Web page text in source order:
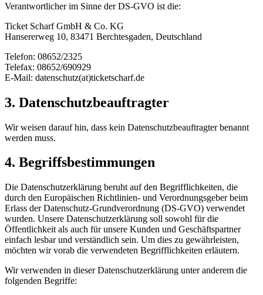
Verantwortlicher im Sinne der DS-GVO ist die:
Ticket Scharf GmbH & Co. KG
Hansererweg 10, 83471 Berchtesgaden, Deutschland
Telefon: 08652/2325
Telefax: 08652/690929
E-Mail: datenschutz(at)ticketscharf.de
3. Datenschutzbeauftragter
Wir weisen darauf hin, dass kein Datenschutzbeauftragter benannt
werden muss.
4. Begriffsbestimmungen
Die Datenschutzerklärung beruht auf den Begrifflichkeiten, die
durch den Europäischen Richtlinien- und Verordnungsgeber beim
Erlass der Datenschutz-Grundverordnung (DS-GVO) verwendet
wurden. Unsere Datenschutzerklärung soll sowohl für die
Öffentlichkeit als auch für unsere Kunden und Geschäftspartner
einfach lesbar und verständlich sein. Um dies zu gewährleisten,
möchten wir vorab die verwendeten Begrifflichkeiten erläutern.
Wir verwenden in dieser Datenschutzerklärung unter anderem die
folgenden Begriffe: